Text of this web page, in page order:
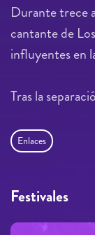
Durante trece
cantante de
influyentes en
Tras la
Enlaces
Festivales